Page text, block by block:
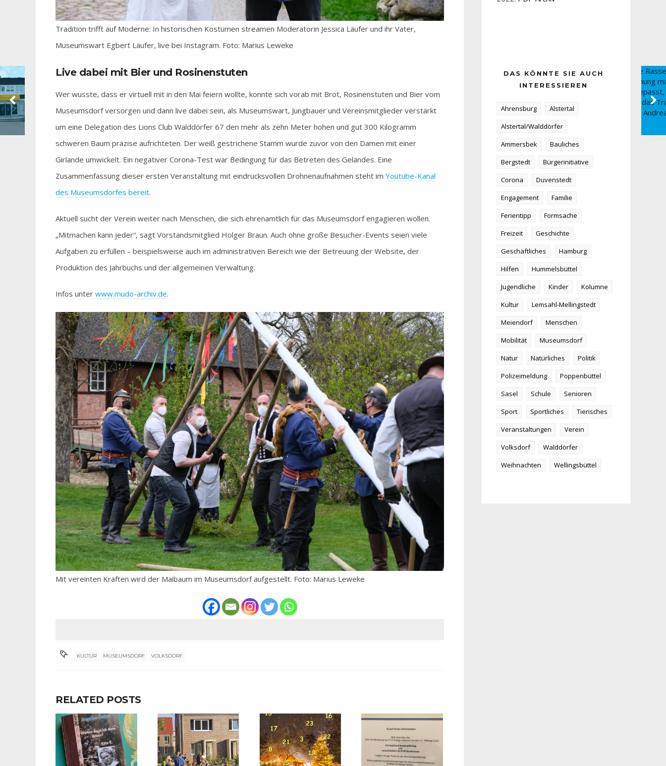
Tradition trifft auf Moderne: In historischen Kostümen streamen Moderatorin Jessica Läufer und ihr Vater,
Museumswart Egbert Läufer, live bei Instagram. Foto: Marius Leweke
Live dabei mit Bier und Rosinenstuten
Wer wusste, dass er virtuell mit in den Mai feiern wollte, konnte sich vorab mit Brot, Rosinenstuten und Bier vom
Museumsdorf versorgen und dann live dabei sein, als Museumswart, Jungbauer und Vereinsmitglieder verstärkt
um eine Delegation des Lions Club Walddörfer 67 den mehr als zehn Meter hohen und gut 300 Kilogramm
schweren Baum präzise aufrichteten. Der weiß gestrichene Stamm wurde zuvor von den Damen mit einer
Girlande umwickelt. Ein negativer Corona-Test war Bedingung für das Betreten des Geländes. Eine
Zusammenfassung dieser ersten Veranstaltung mit eindrucksvollen Drohnenaufnahmen steht im Youtube-Kanal
des Museumsdorfes bereit.
Aktuell sucht der Verein weiter nach Menschen, die sich ehrenamtlich für das Museumsdorf engagieren wollen.
„Mitmachen kann jeder“, sagt Vorstandsmitglied Holger Braun. Auch ohne große Besucher-Events seien viele
Aufgaben zu erfüllen – beispielsweise auch im administrativen Bereich wie der Betreuung der Website, der
Produktion des Jahrbuchs und der allgemeinen Verwaltung.
Infos unter www.mudo-archiv.de.
Mit vereinten Kräften wird der Maibaum im Museumsdorf aufgestellt. Foto: Marius Leweke
KULTUR MUSEUMSDORF VOLKSDORF
RELATED POSTS
DAS KÖNNTE SIE AUCH
INTERESSIEREN
Ahrensburg
Alstertal
Alstertal/Walddörfer
Ammersbek
Bauliches
Bergstedt
Bürgerinitiative
Corona
Duvenstedt
Engagement
Familie
Ferientipp
Formsache
Freizeit
Geschichte
Geschäftliches
Hamburg
Hilfen
Hummelsbüttel
Jugendliche
Kinder
Kolumne
Kultur
Lemsahl-Mellingstedt
Meiendorf
Menschen
Mobilität
Museumsdorf
Natur
Natürliches
Politik
Polizeimeldung
Poppenbüttel
Sasel
Schule
Senioren
Sport
Sportliches
Tierisches
Veranstaltungen
Verein
Volksdorf
Walddörfer
Weihnachten
Wellingsbüttel